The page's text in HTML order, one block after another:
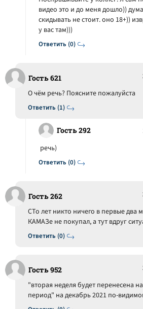
Ответить (0)
видео это и до меня дошло))
скидывать не стоит. оно 18+))
у вас там)))
Гость 621
Ответить (1)
О чём речь? Поясните пожалуйста
Гость 292
Ответить (0)
речь)
Гость 262
Ответить (0)
СТо лет никто ничего в первые два
КАМАЗе не покупал, а тут вдруг
Гость 952
"вторая неделя будет перенесена
период" на декабрь 2021 по-